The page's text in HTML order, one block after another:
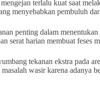
terlalu kuat saat
menyebabkan pembuluh
penting dalam
serat harian membuat feses
tekanan ekstra pada
wasir karena adanya